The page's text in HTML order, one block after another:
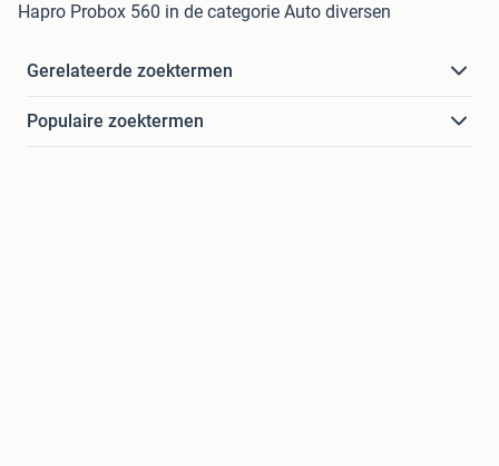
Hapro Probox 560 in de categorie Auto diversen
Gerelateerde zoektermen
Populaire zoektermen